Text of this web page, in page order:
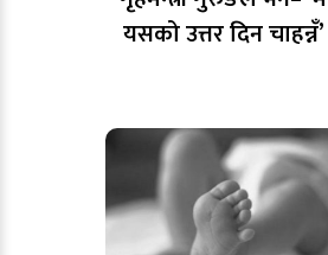
यसको उत्तर दिन चाहन्नँ’